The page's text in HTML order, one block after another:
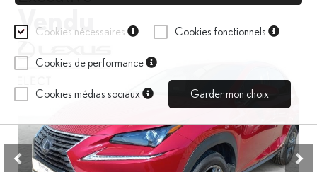
Cookies nécessaires Cookies fonctionnels
Cookies de performance
Cookies médias sociaux Garder mon choix
Vendu
Véhicule précédent